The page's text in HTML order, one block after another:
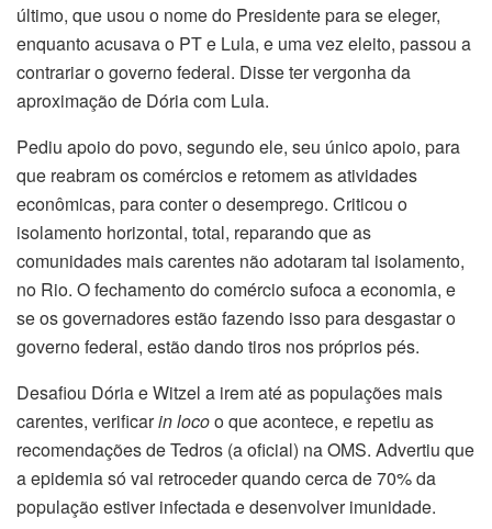
último, que usou o nome do Presidente para se eleger,
enquanto acusava o PT e Lula, e uma vez eleito, passou a
contrariar o governo federal. Disse ter vergonha da
aproximação de Dória com Lula.
Pediu apoio do povo, segundo ele, seu único apoio, para
que reabram os comércios e retomem as atividades
econômicas, para conter o desemprego. Criticou o
isolamento horizontal, total, reparando que as
comunidades mais carentes não adotaram tal isolamento,
no Rio. O fechamento do comércio sufoca a economia, e
se os governadores estão fazendo isso para desgastar o
governo federal, estão dando tiros nos próprios pés.
Desafiou Dória e Witzel a irem até as populações mais
carentes, verificarin locoo que acontece, e repetiu as
recomendações de Tedros (a oficial) na OMS. Advertiu que
a epidemia só vai retroceder quando cerca de 70% da
população estiver infectada e desenvolver imunidade.